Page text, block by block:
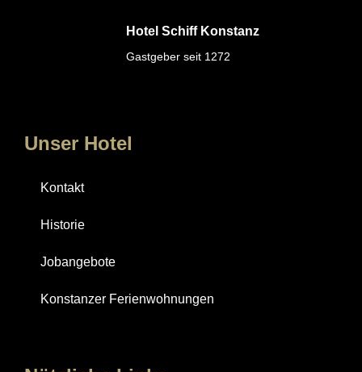
Hotel Schiff Konstanz
Gastgeber seit 1272
Unser Hotel
Kontakt
Historie
Jobangebote
Konstanzer Ferienwohnungen